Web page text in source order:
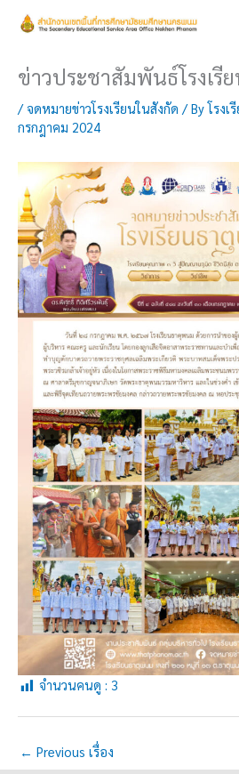
ข่าวประชาสัมพันธ์โรงเรี
/จดหมายข่าวโรงเรียนในสังกัด / Byโรง
กรกฎาคม 2024
จำนวนคนดู : 3
← Previous เรื่อง